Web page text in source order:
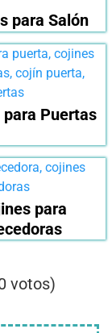
para Salón
para Puertas
para
votos)